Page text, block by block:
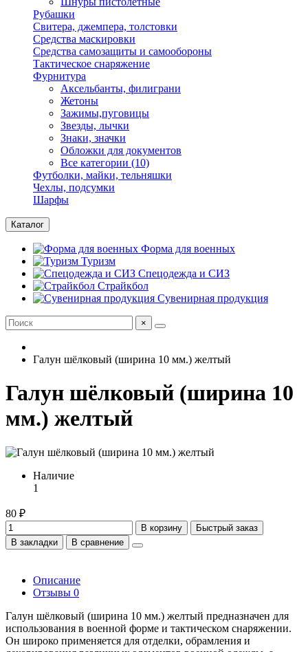
Рубашки
Свитера, джемпера, толстовки
Средства маскировки
Средства самозащиты и самообороны
Тактическое снаряжение
Фурнитура
Аксельбанты, филиграни
Жетоны
Зажимы,пуговицы
Звезды, лычки
Знаки, значки
Обложки для документов
Все категории (10)
Футболки, майки, тельняшки
Чехлы, подсумки
Шарфы
Каталог
Форма для военных
Туризм
Спецодежда и СИЗ
Страйкбол
Сувенирная продукция
×
Галун шёлковый (ширина 10 мм.) желтый
Галун шёлковый (ширина 10
мм.) желтый
Наличие
1
80 ₽
В корзину
Быстрый заказ
В закладки
В сравнение
Описание
Отзывы 0
Галун шёлковый (ширина 10 мм.) желтый предназначен для
использования в военной форме и тактическом снаряжении.
Он широко применяется для отделки, обрамления и